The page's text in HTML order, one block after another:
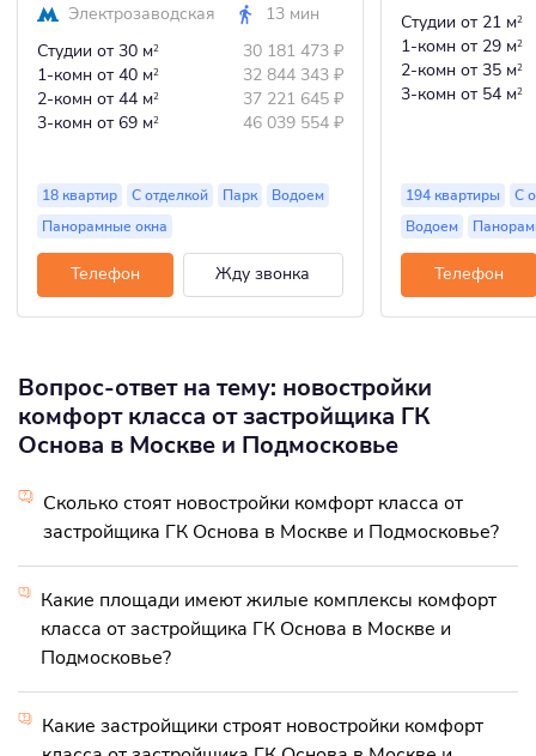
Электрозаводская
13 мин
Студии от 30 м2 30 181 473 ₽
1-комн от 40 м2 32 844 343 ₽
2-комн от 44 м2 37 221 645 ₽
3-комн от 69 м2 46 039 554 ₽
18 квартир С отделкой Парк
Водоем
Панорамные окна
Телефон Жду звонка
Студии от 21 м2
1-комн от 29 м2
2-комн от 35 м2
3-комн от 54 м2
194 квартиры
С
Водоем
Телефон
Вопрос-ответ на тему: новостройки
комфорт класса от застройщика ГК
Основа в Москве и Подмосковье
Сколько стоят новостройки комфорт класса от
застройщика ГК Основа в Москве и Подмосковье?
Какие площади имеют жилые комплексы комфорт
класса от застройщика ГК Основа в Москве и
Подмосковье?
Какие застройщики строят новостройки комфорт